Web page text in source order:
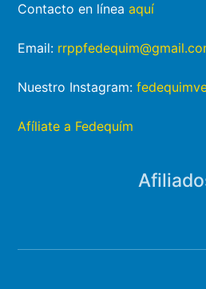
Contacto en líneaaquí
Email:
Nuestro Instagram:
Afíliate a Fedequím